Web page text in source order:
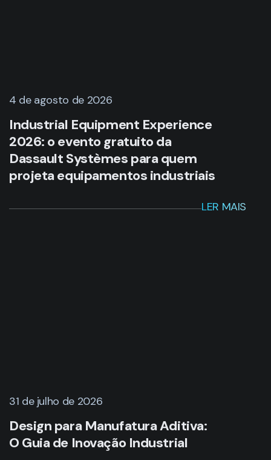
4 de agosto de 2026
Industrial Equipment Experience
2026: o evento gratuito da
Dassault Systèmes para quem
projeta equipamentos industriais
LER MAIS
31 de julho de 2026
Design para Manufatura Aditiva:
O Guia de Inovação Industrial